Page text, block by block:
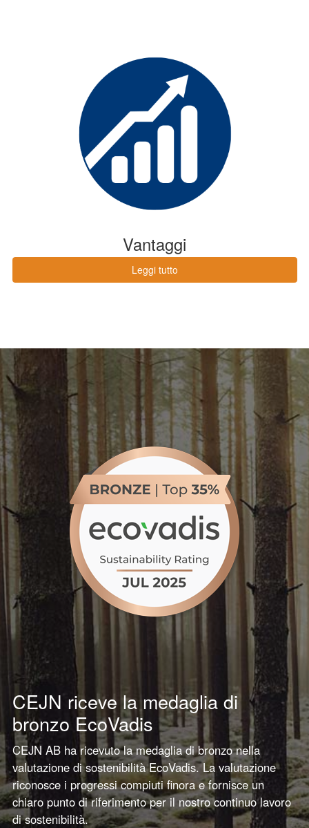
Vantaggi
Leggi tutto
CEJN riceve la medaglia di
bronzo EcoVadis
CEJN AB ha ricevuto la medaglia di bronzo nella
valutazione di sostenibilità EcoVadis. La valutazione
riconosce i progressi compiuti finora e fornisce un
chiaro punto di riferimento per il nostro continuo lavoro
di sostenibilità.